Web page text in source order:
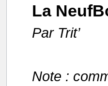
La
Par Trit’
Note :